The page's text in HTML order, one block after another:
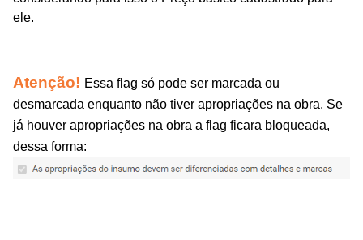
ele.
Atenção! Essa flag só pode ser marcada ou
desmarcada enquanto não tiver apropriações na obra. Se
já houver apropriações na obra a flag ficara bloqueada,
dessa forma: